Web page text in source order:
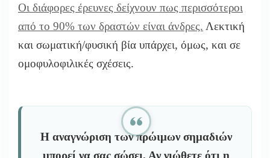
Οι διάφορες έρευνες δείχνουν πως περισσότεροι
από το 90% των δραστών είναι άνδρες. Λεκτική
και σωματική/φυσική βία υπάρχει, όμως, και σε
ομοφυλοφιλικές σχέσεις.
Η αναγνώριση των πρώιμων σημαδιών
μπορεί να σας σώσει. Αν νιώθετε ότι η